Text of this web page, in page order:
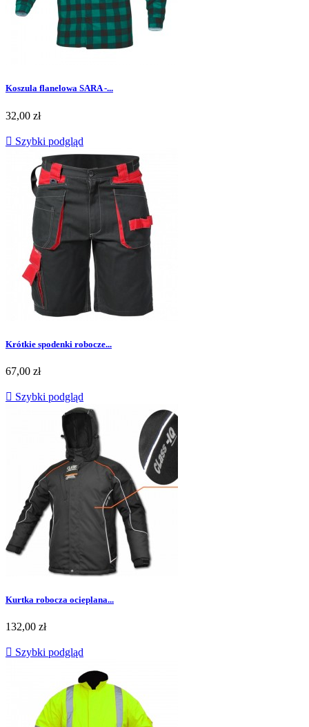
Koszula flanelowa SARA -...
Cena
32,00 zł
 Szybki podgląd
Krótkie spodenki robocze...
Cena
67,00 zł
 Szybki podgląd
Kurtka robocza ocieplana...
Cena
132,00 zł
 Szybki podgląd